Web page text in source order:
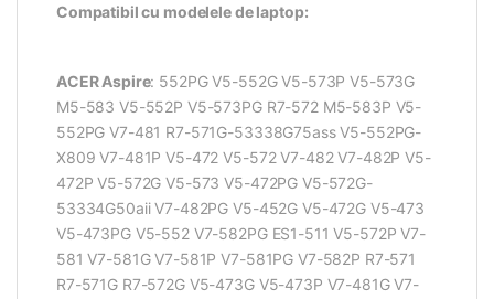
Compatibil cu modelele de laptop:
ACER Aspire: 552PG V5-552G V5-573P V5-573G
M5-583 V5-552P V5-573PG R7-572 M5-583P V5-
552PG V7-481 R7-571G-53338G75ass V5-552PG-
X809 V7-481P V5-472 V5-572 V7-482 V7-482P V5-
472P V5-572G V5-573 V5-472PG V5-572G-
53334G50aii V7-482PG V5-452G V5-472G V5-473
V5-473PG V5-552 V7-582PG ES1-511 V5-572P V7-
581 V7-581G V7-581P V7-581PG V7-582P R7-571
R7-571G R7-572G V5-473G V5-473P V7-481G V7-